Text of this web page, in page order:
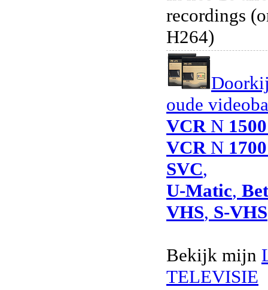
recordings
H264)
oude
VCRN 1500
VCRN 1700
SVC,
U-Matic,
VHS, S-VHS
Bekijk mijn
TELEVISIE